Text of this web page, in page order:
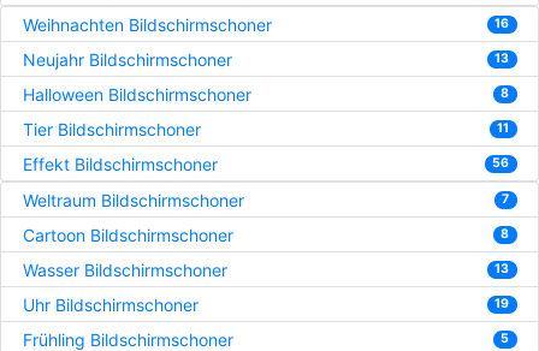
Weihnachten Bildschirmschoner 16
Neujahr Bildschirmschoner 13
Halloween Bildschirmschoner 8
Tier Bildschirmschoner 11
Effekt Bildschirmschoner 56
Weltraum Bildschirmschoner 7
Cartoon Bildschirmschoner 8
Wasser Bildschirmschoner 13
Uhr Bildschirmschoner 19
Frühling Bildschirmschoner 5